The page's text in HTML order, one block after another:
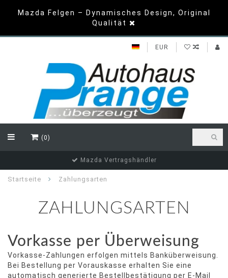
Mazda Felgen – Dynamisches Design, Original
Qualität
EUR
(0)
Mazda Vertragshändler
Startseite Zahlungsarten
ZAHLUNGSARTEN
Vorkasse per Überweisung
Vorkasse-Zahlungen erfolgen mittels Banküberweisung.
Bei Bestellung per Vorauskasse erhalten Sie eine
automatisch generierte Bestellbestätigung per E-Mail